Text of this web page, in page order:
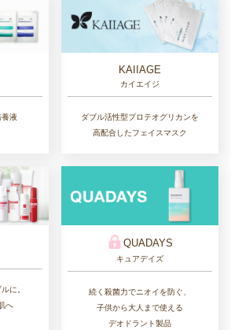
液
KAIIAGE
カイエイジ
ダブル活性型プロテオグリカンを
高配合したフェイスマスク
に。
へ
QUADAYS
キュアデイズ
続く殺菌力でニオイを防ぐ、
子供から大人まで使える
デオドラント製品